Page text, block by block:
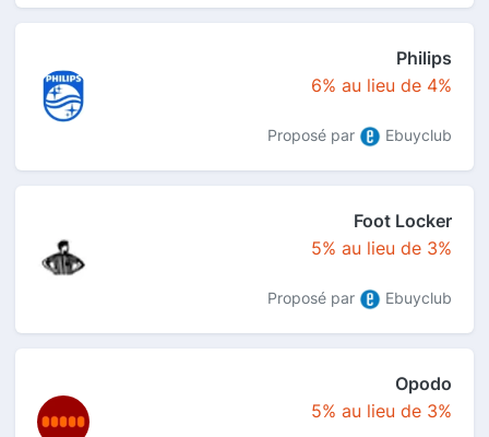
Philips
6% au lieu de 4%
Proposé par Ebuyclub
Foot Locker
5% au lieu de 3%
Proposé par Ebuyclub
Opodo
5% au lieu de 3%